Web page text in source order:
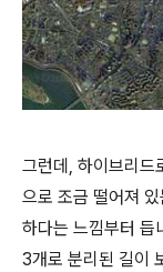
그런데, 하이브리드
으로 조금 떨어져 있
하다는 느낌부터 듭
3개로 분리된 길이